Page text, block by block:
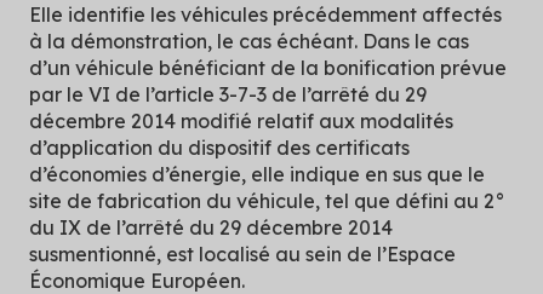
Elle identifie les véhicules précédemment affectés
à la démonstration, le cas échéant. Dans le cas
d’un véhicule bénéficiant de la bonification prévue
par le VI de l’article 3-7-3 de l’arrêté du 29
décembre 2014 modifié relatif aux modalités
d’application du dispositif des certificats
d’économies d’énergie, elle indique en sus que le
site de fabrication du véhicule, tel que défini au 2°
du IX de l’arrêté du 29 décembre 2014
susmentionné, est localisé au sein de l’Espace
Économique Européen.